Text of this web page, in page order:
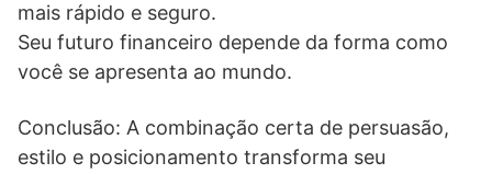
mais rápido e seguro.
Seu futuro financeiro depende da forma como
você se apresenta ao mundo.
Conclusão: A combinação certa de persuasão,
estilo e posicionamento transforma seu